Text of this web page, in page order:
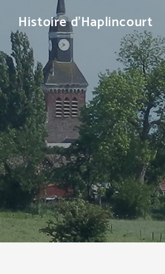
Histoire d’Haplincourt